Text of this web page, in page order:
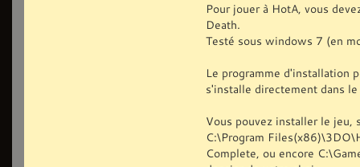
Pour jouer à HotA, vous
Death.
Testé sous windows 7 (en
Le programme d'installation
s'installe directement dans
Vous pouvez installer le jeu,
C:\Program
Complete, ou encore